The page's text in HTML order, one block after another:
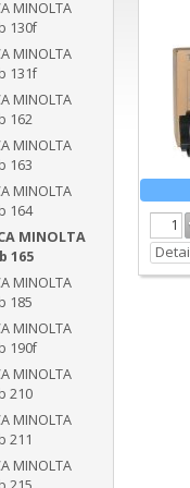
MINOLTA
130f
MINOLTA
131f
MINOLTA
162
MINOLTA
163
MINOLTA
164
MINOLTA
165
MINOLTA
185
MINOLTA
190f
MINOLTA
210
MINOLTA
211
MINOLTA